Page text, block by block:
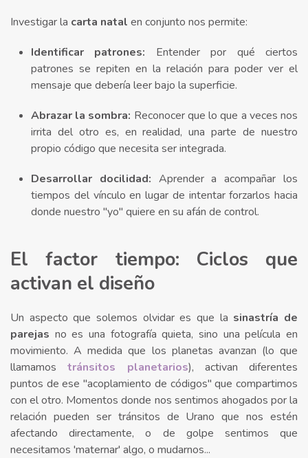
Investigar la carta natal en conjunto nos permite:
Identificar patrones: Entender por qué ciertos
patrones se repiten en la relación para poder ver el
mensaje que debería leer bajo la superficie.
Abrazar la sombra: Reconocer que lo que a veces nos
irrita del otro es, en realidad, una parte de nuestro
propio código que necesita ser integrada.
Desarrollar docilidad: Aprender a acompañar los
tiempos del vínculo en lugar de intentar forzarlos hacia
donde nuestro "yo" quiere en su afán de control.
El factor tiempo: Ciclos que
activan el diseño
Un aspecto que solemos olvidar es que la sinastría de
parejas no es una fotografía quieta, sino una película en
movimiento. A medida que los planetas avanzan (lo que
llamamostránsitos planetarios), activan diferentes
puntos de ese "acoplamiento de códigos" que compartimos
con el otro. Momentos donde nos sentimos ahogados por la
relación pueden ser tránsitos de Urano que nos estén
afectando directamente, o de golpe sentimos que
necesitamos 'maternar' algo, o mudarnos...